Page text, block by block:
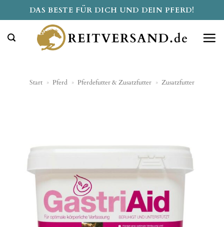
Inhalt
springen
DAS BESTE FÜR DICH UND DEIN PFERD!
Start » Pferd » Pferdefutter & Zusatzfutter » Zusatzfutter